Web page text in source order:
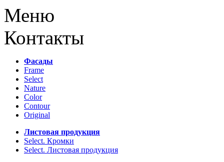
Меню
Контакты
Фасады
Frame
Select
Nature
Color
Contour
Original
Листовая продукция
Select. Кромки
Select. Листовая продукция